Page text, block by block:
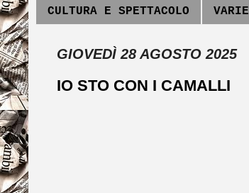
CULTURA E SPETTACOLO VARIE
GIOVEDÌ 28 AGOSTO 2025
IO STO CON I CAMALLI